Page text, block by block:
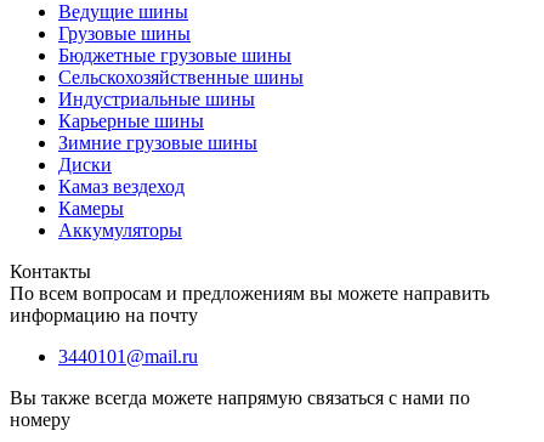
Ведущие шины
Грузовые шины
Бюджетные грузовые шины
Сельскохозяйственные шины
Индустриальные шины
Карьерные шины
Зимние грузовые шины
Диски
Камаз вездеход
Камеры
Аккумуляторы
Контакты
По всем вопросам и предложениям вы можете направить
информацию на почту
3440101@mail.ru
Вы также всегда можете напрямую связаться с нами по
номеру